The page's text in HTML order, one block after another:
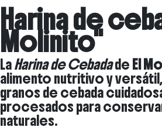
Harina de
Molinito"
LaHarina de Cebadade El
alimento nutritivo y
granos de cebada
procesados para
naturales.